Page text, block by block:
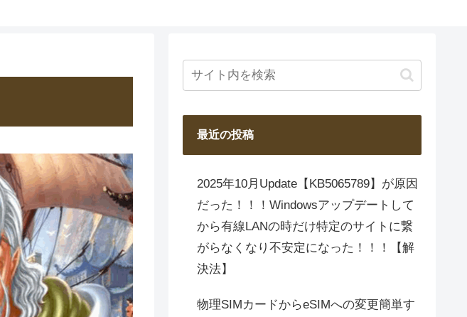
最近の投稿
2025年10月Update【KB5065789】が原因
だった！！！Windowsアップデートして
から有線LANの時だけ特定のサイトに繋
がらなくなり不安定になった！！！【解
決法】
物理SIMカードからeSIMへの変更簡単す